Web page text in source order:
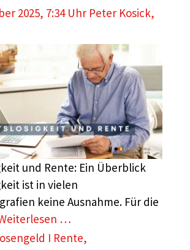
2025, 7:34 Uhr Peter Kosick,
und Rente: Ein Überblick
ist in vielen
keine Ausnahme. Für die
…
I Rente,